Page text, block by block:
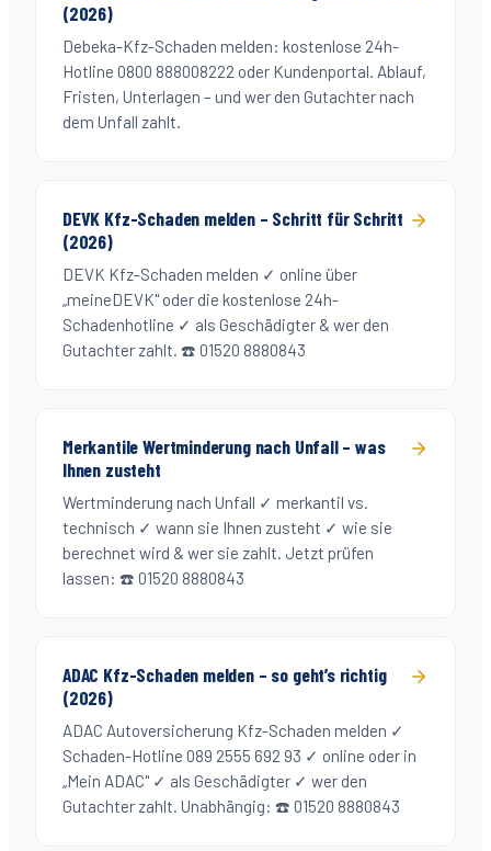
(2026)
Debeka-Kfz-Schaden melden: kostenlose 24h-
Hotline 0800 888008222 oder Kundenportal. Ablauf,
Fristen, Unterlagen – und wer den Gutachter nach
dem Unfall zahlt.
DEVK Kfz-Schaden melden – Schritt für Schritt
(2026)
DEVK Kfz-Schaden melden ✓ online über
„meineDEVK" oder die kostenlose 24h-
Schadenhotline ✓ als Geschädigter & wer den
Gutachter zahlt. ☎️ 01520 8880843
Merkantile Wertminderung nach Unfall – was
Ihnen zusteht
Wertminderung nach Unfall ✓ merkantil vs.
technisch ✓ wann sie Ihnen zusteht ✓ wie sie
berechnet wird & wer sie zahlt. Jetzt prüfen
lassen: ☎️ 01520 8880843
ADAC Kfz-Schaden melden – so geht’s richtig
(2026)
ADAC Autoversicherung Kfz-Schaden melden ✓
Schaden-Hotline 089 2555 692 93 ✓ online oder in
„Mein ADAC" ✓ als Geschädigter ✓ wer den
Gutachter zahlt. Unabhängig: ☎️ 01520 8880843